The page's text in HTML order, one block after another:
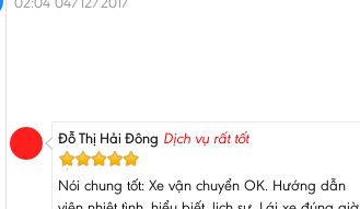
Đỗ Thị Hải Đông Dịch vụ rất tốt
Nói chung tốt: Xe vận chuyển OK. Hướng dẫn